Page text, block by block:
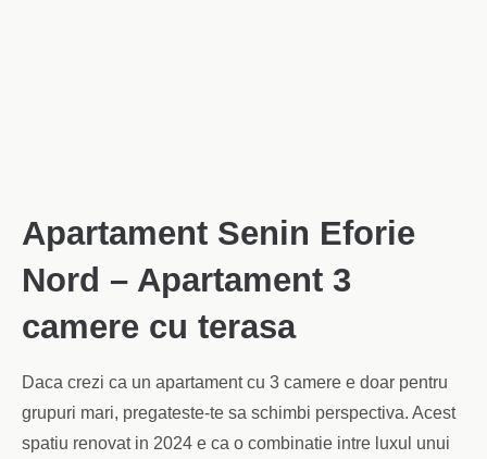
Apartament Senin Eforie
Nord – Apartament 3
camere cu terasa
Daca crezi ca un apartament cu 3 camere e doar pentru
grupuri mari, pregateste-te sa schimbi perspectiva. Acest
spatiu renovat in 2024 e ca o combinatie intre luxul unui